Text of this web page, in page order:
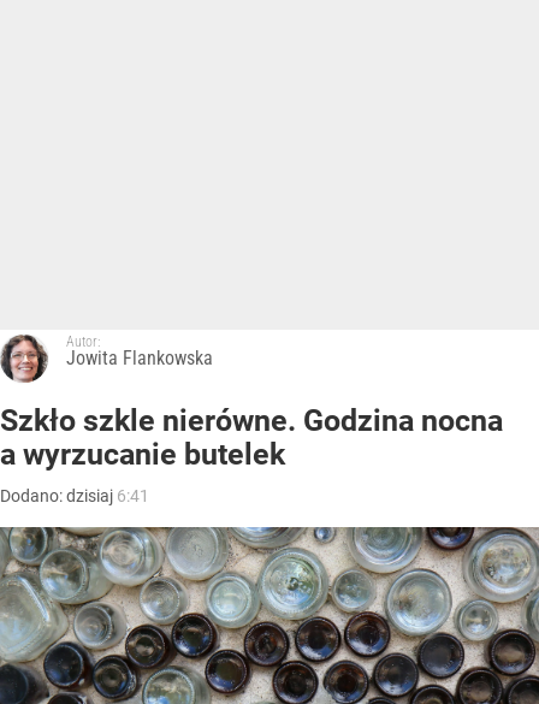
Autor:
Jowita Flankowska
Szkło szkle nierówne. Godzina nocna
a wyrzucanie butelek
Dodano:dzisiaj 6:41